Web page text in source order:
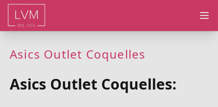
Asics Outlet Coquelles
Asics Outlet Coquelles: